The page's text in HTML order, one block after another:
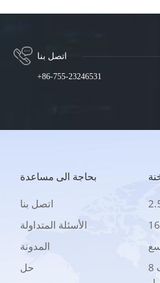
اتصل بنا
+86-755-23246531
بحاجة الى مساعدة
اتصل بنا
الأسئلة المتداولة
المدونة
حل
8 منافذ جيجابت UPOE +